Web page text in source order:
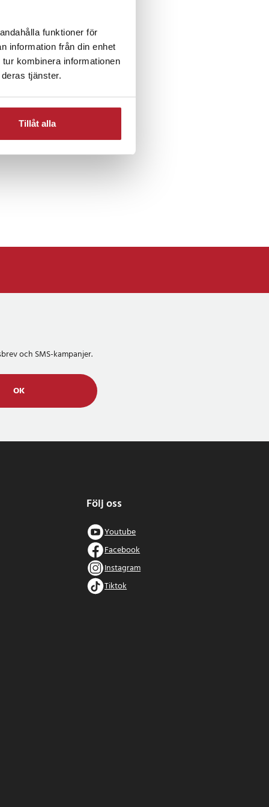
funktioner för
information från din enhet
kombinera informationen
tjänster.
Tillåt alla
och SMS-kampanjer.
OK
Följ oss
Youtube
Facebook
Instagram
Tiktok